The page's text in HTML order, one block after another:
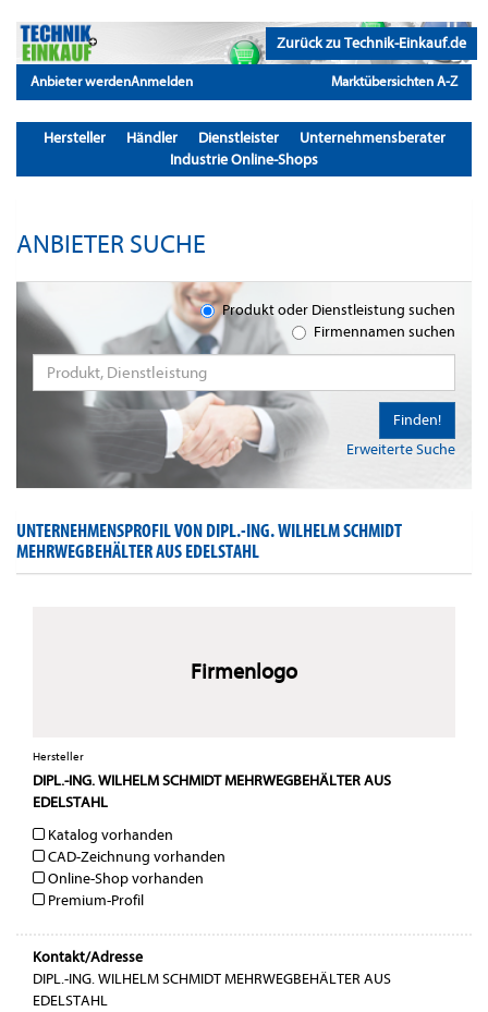
Zurück zu Technik-Einkauf.de
Anbieter werdenAnmelden Marktübersichten A-Z
Hersteller Händler Dienstleister
Unternehmensberater
Industrie Online-Shops
ANBIETER SUCHE
Produkt oder Dienstleistung suchen
Firmennamen suchen
Erweiterte Suche
Finden!
UNTERNEHMENSPROFIL VON DIPL.-ING. WILHELM SCHMIDT
MEHRWEGBEHÄLTER AUS EDELSTAHL
Firmenlogo
Hersteller
DIPL.-ING. WILHELM SCHMIDT MEHRWEGBEHÄLTER AUS
EDELSTAHL
Katalog vorhanden
CAD-Zeichnung vorhanden
Online-Shop vorhanden
Premium-Profil
Kontakt/Adresse
DIPL.-ING. WILHELM SCHMIDT MEHRWEGBEHÄLTER AUS
EDELSTAHL